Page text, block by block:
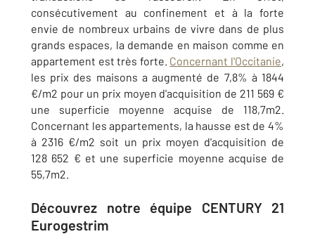
consécutivement au confinement et à la forte
envie de nombreux urbains de vivre dans de plus
grands espaces, la demande en maison comme en
appartement est très forte. Concernant l'Occitanie,
les prix des maisons a augmenté de 7,8% à 1844
€/m2 pour un prix moyen d'acquisition de 211 569 €
une superficie moyenne acquise de 118,7m2.
Concernant les appartements, la hausse est de 4%
à 2316 €/m2 soit un prix moyen d'acquisition de
128 652 € et une superficie moyenne acquise de
55,7m2.
Découvrez notre équipe CENTURY 21
Eurogestrim